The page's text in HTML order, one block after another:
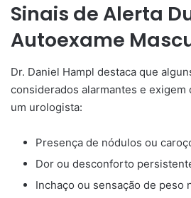
Sinais de Alerta
Autoexame
Dr. Daniel Hampl destaca que
considerados alarmantes e exigem
um urologista:
Presença de nódulos ou
Dor ou desconforto
Inchaço ou sensação de peso